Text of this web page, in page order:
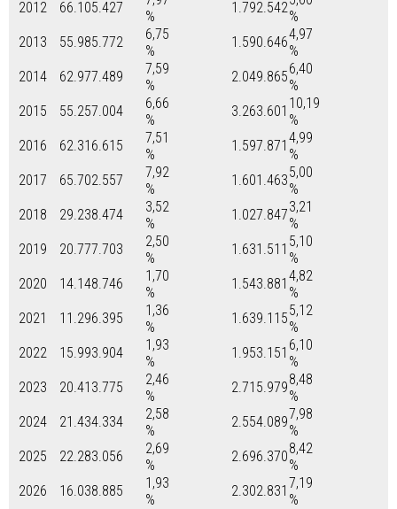
2012
66.105.427
%
1.792.542
%
2013
55.985.772
6,75
%
1.590.6464,97
%
2014
62.977.489
7,59
%
2.049.8656,40
%
2015
55.257.004
6,66
%
3.263.601 10,19
%
2016
62.316.615
7,51
%
1.597.871 4,99
%
2017
65.702.557
7,92
%
1.601.4635,00
%
2018
29.238.474
3,52
%
1.027.8473,21
%
2019
20.777.703
2,50
%
1.631.511 5,10
%
2020
14.148.746
1,70
%
1.543.881 4,82
%
2021
11.296.395
1,36
%
1.639.1155,12
%
2022
15.993.904
1,93
%
1.953.151 6,10
%
2023
20.413.775
2,46
%
2.715.9798,48
%
2024
21.434.334
2,58
%
2.554.0897,98
%
2025
22.283.056
2,69
%
2.696.3708,42
%
2026
16.038.885
1,93
%
2.302.831 7,19
%